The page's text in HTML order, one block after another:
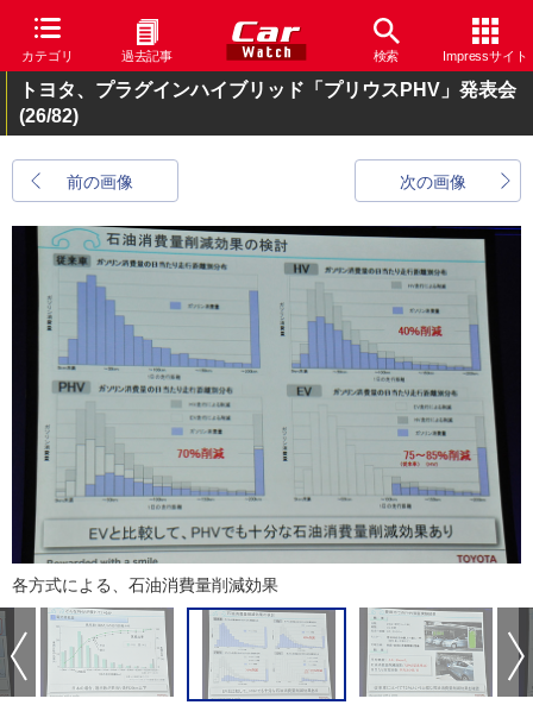
カテゴリ 過去記事 検索 Impressサイト
トヨタ、プラグインハイブリッド「プリウスPHV」発表会
(26/82)
前の画像 次の画像
各方式による、石油消費量削減効果